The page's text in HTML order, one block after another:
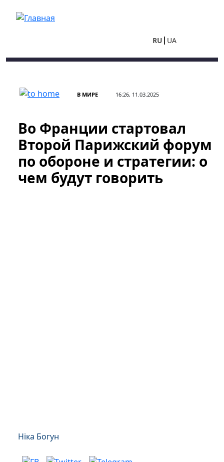
RU UA
В МИРЕ 16:26, 11.03.2025
Во Франции стартовал
Второй Парижский форум
по обороне и стратегии: о
чем будут говорить
Ніка Богун